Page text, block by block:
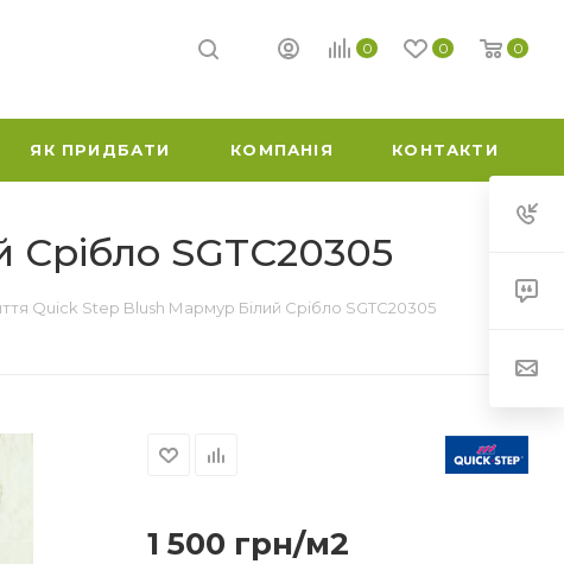
0 0 0
ЯК ПРИДБАТИ КОМПАНІЯ КОНТАКТИ
SGTC20305
Quick Step Blush Мармур Білий Срібло SGTC20305
1 500 грн/м2